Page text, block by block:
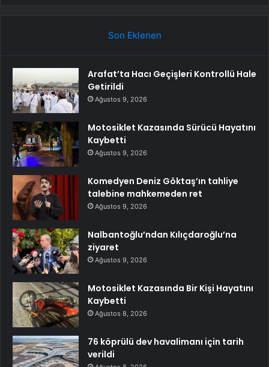
Son Eklenen
Arafat’ta Hacı Geçişleri Kontrollü Hale
Getirildi
Ağustos 9, 2026
Motosiklet Kazasında Sürücü Hayatını
Kaybetti
Ağustos 9, 2026
Komedyen Deniz Göktaş’ın tahliye
talebine mahkemeden ret
Ağustos 9, 2026
Nalbantoğlu’ndan Kılıçdaroğlu’na
ziyaret
Ağustos 9, 2026
Motosiklet Kazasında Bir Kişi Hayatını
Kaybetti
Ağustos 8, 2026
76 köprülü dev havalimanı için tarih
verildi